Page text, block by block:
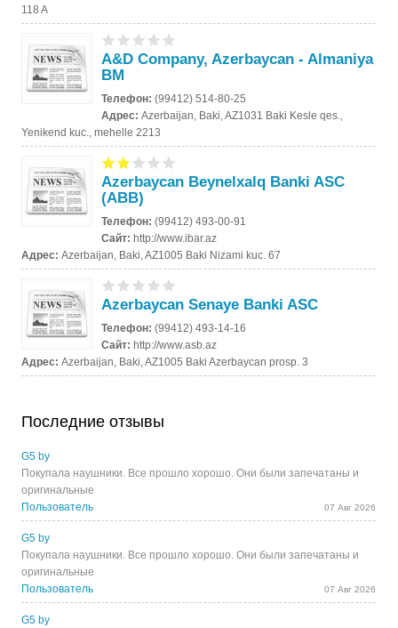
118 A
A&D Company, Azerbaycan - Almaniya
BM
Телефон:(99412) 514-80-25
Адрес:Azerbaijan, Baki, AZ1031 Baki Kesle qes.,
Yenikend kuc., mehelle 2213
Azerbaycan Beynelxalq Banki ASC
(ABB)
Телефон:(99412) 493-00-91
Сайт:http://www.ibar.az
Адрес:Azerbaijan, Baki, AZ1005 Baki Nizami kuc. 67
Azerbaycan Senaye Banki ASC
Телефон:(99412) 493-14-16
Сайт:http://www.asb.az
Адрес:Azerbaijan, Baki, AZ1005 Baki Azerbaycan prosp. 3
Последние отзывы
G5 by
Покупала наушники. Все прошло хорошо. Они были запечатаны и
оригинальные
Пользователь
07 Авг 2026
G5 by
Покупала наушники. Все прошло хорошо. Они были запечатаны и
оригинальные
Пользователь
07 Авг 2026
G5 by